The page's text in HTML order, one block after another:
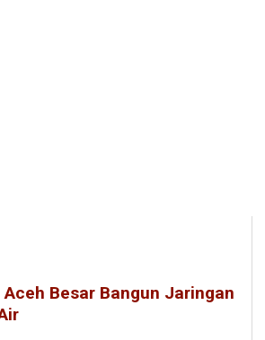
Besar Bangun Jaringan